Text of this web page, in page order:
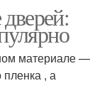
материале —
, а